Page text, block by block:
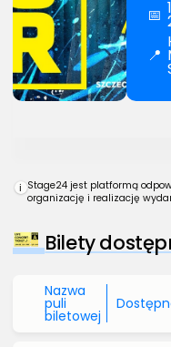
📅
📍
i Stage24 jest platformą
organizację i realizację
Bilety
Nazwa
puli
biletowej